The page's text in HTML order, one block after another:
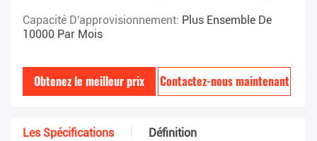
Capacité D'approvisionnement: Plus Ensemble De
10000 Par Mois
Obtenez le meilleur prix Contactez-nous maintenant
Les Spécifications Définition